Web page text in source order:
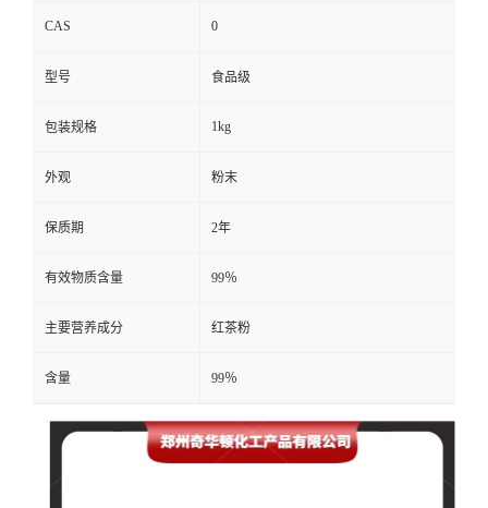
CAS 0
型号 食品级
包装规格 1kg
外观 粉末
保质期 2年
有效物质含量 99％
主要营养成分 红茶粉
含量 99％